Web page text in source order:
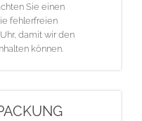
Sie einen
fehlerfreien
damit wir den
können.